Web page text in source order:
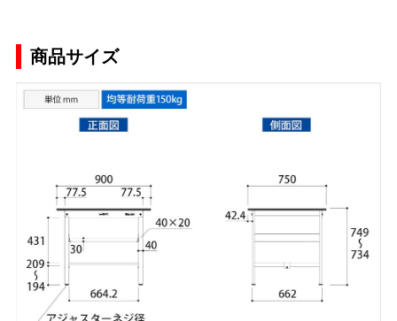
商品サイズ